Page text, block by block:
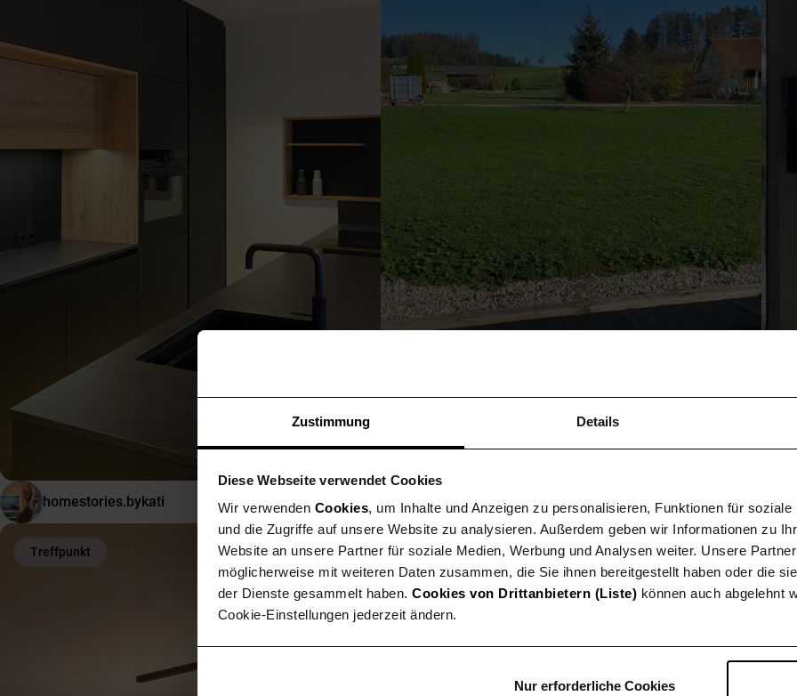
Zustimmung Details
Diese Webseite verwendet Cookies
Wir verwenden Cookies, um Inhalte und Anzeigen zu personalisieren, Funktionen für
und die Zugriffe auf unsere Website zu analysieren. Außerdem geben wir Informationen zu
Website an unsere Partner für soziale Medien, Werbung und Analysen weiter. Unsere
möglicherweise mit weiteren Daten zusammen, die Sie ihnen bereitgestellt haben oder die
der Dienste gesammelt haben. Cookies von Drittanbietern (Liste) können auch abgelehnt
Cookie-Einstellungen jederzeit ändern.
Nur erforderliche Cookies
homestories.bykati homestories.bykati
Treffpunkt